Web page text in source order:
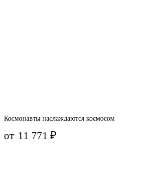
Космонавты наслаждаются космосом
от 11 771₽